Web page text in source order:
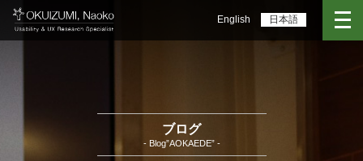
English 日本語
ブログ
- Blog”AOKAEDE” -